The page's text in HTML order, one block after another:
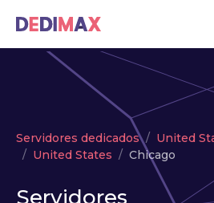
Servidores dedicados
United
United States
Chicago
Servidores